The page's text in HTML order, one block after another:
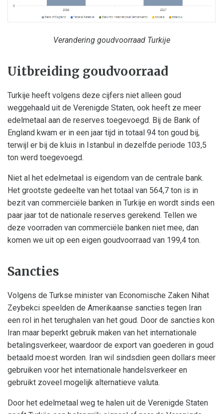
Verandering goudvoorraad Turkije
Uitbreiding goudvoorraad
Turkije heeft volgens deze cijfers niet alleen goud
weggehaald uit de Verenigde Staten, ook heeft ze meer
edelmetaal aan de reserves toegevoegd. Bij de Bank of
England kwam er in een jaar tijd in totaal 94 ton goud bij,
terwijl er bij de kluis in Istanbul in dezelfde periode 103,5
ton werd toegevoegd.
Niet al het edelmetaal is eigendom van de centrale bank.
Het grootste gedeelte van het totaal van 564,7 ton is in
bezit van commerciële banken in Turkije en wordt sinds een
paar jaar tot de nationale reserves gerekend. Tellen we
deze voorraden van commerciële banken niet mee, dan
komen we uit op een eigen goudvoorraad van 199,4 ton.
Sancties
Volgens de Turkse minister van Economische Zaken Nihat
Zeybekci speelden de Amerikaanse sancties tegen Iran
een rol in het terughalen van het goud. Door de sancties kon
Iran maar beperkt gebruik maken van het internationale
betalingsverkeer, waardoor de export van goederen in goud
betaald moest worden. Iran wil sindsdien geen dollars meer
gebruiken voor het internationale handelsverkeer en
gebruikt zoveel mogelijk alternatieve valuta.
Door het edelmetaal weg te halen uit de Verenigde Staten